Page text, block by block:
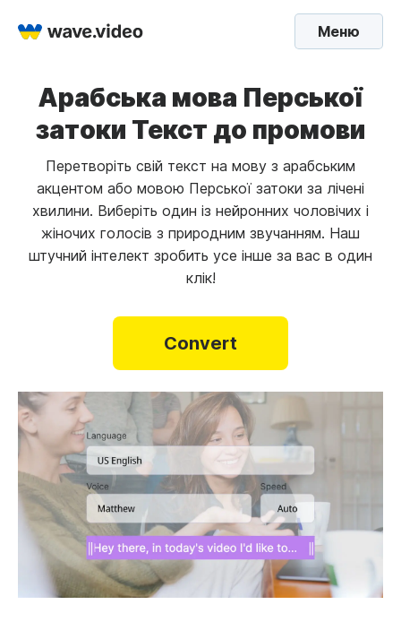
Меню
Арабська мова Перської
затоки Текст до промови
Перетворіть свій текст на мову з арабським
акцентом або мовою Перської затоки за лічені
хвилини. Виберіть один із нейронних чоловічих і
жіночих голосів з природним звучанням. Наш
штучний інтелект зробить усе інше за вас в один
клік!
Convert